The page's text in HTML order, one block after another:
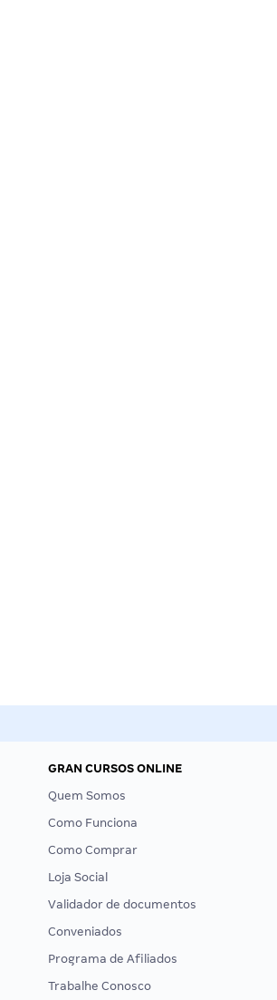
GRAN CURSOS ONLINE
Quem Somos
Como Funciona
Como Comprar
Loja Social
Validador de documentos
Conveniados
Programa de Afiliados
Trabalhe Conosco